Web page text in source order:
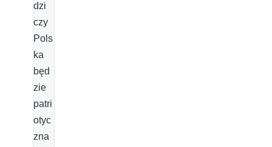
dzi
czy
Pols
ka
będ
zie
patri
otyc
zna